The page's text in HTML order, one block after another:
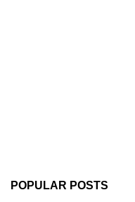
POPULAR POSTS